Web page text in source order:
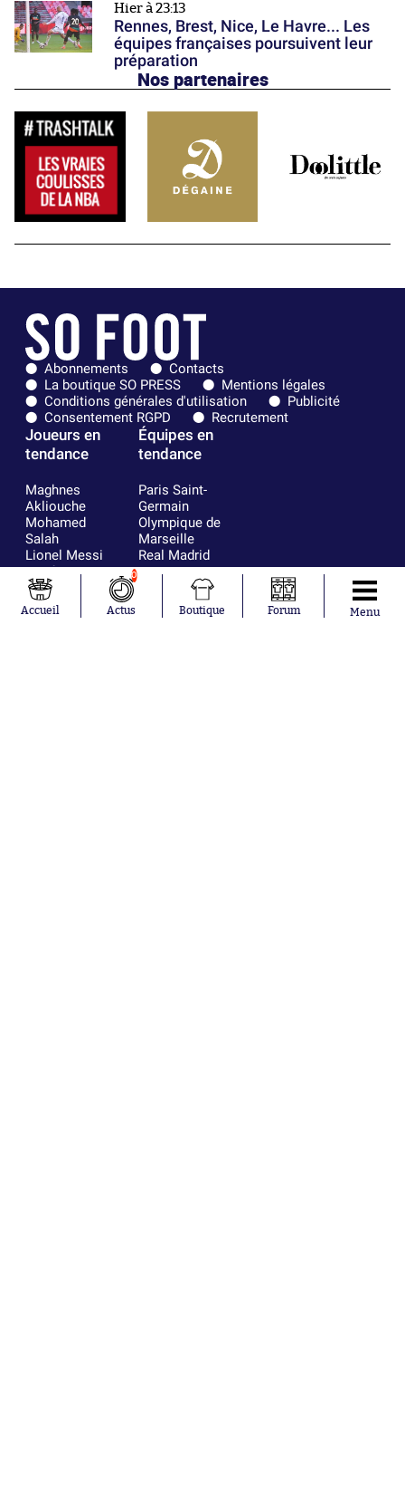
Hier à 23:13
Rennes, Brest, Nice, Le Havre... Les
équipes françaises poursuivent leur
préparation
Nos partenaires
Abonnements
Contacts
La boutique SO PRESS
Mentions légales
Conditions générales d'utilisation
Publicité
Consentement RGPD
Recrutement
Joueurs en
tendance
Maghnes
Akliouche
Mohamed
Salah
Lionel Messi
Ferrán Torres
Kilian Corredor
Franco
Mastantuono
Équipes en
tendance
Paris Saint-
Germain
Olympique de
Marseille
Real Madrid
FIFA
Olympique
lyonnais
AS Monaco
Accueil
0
Actus Boutique Forum Menu